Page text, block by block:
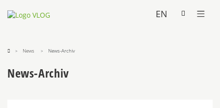
EN
News News-Archiv
News-Archiv